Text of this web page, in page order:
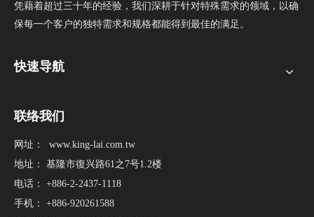
凭藉着超过三十年的经验，我们深耕于针对特殊需求的领域，以确
保每一个客户的独特需求和规格都能得到最佳的满足。
快速导航
联络我们
网址： www.king-lai.com.tw
地址： 基隆市復兴路61之7号1.2楼
电话： +886-2-2437-1118
手机： +886-920261588